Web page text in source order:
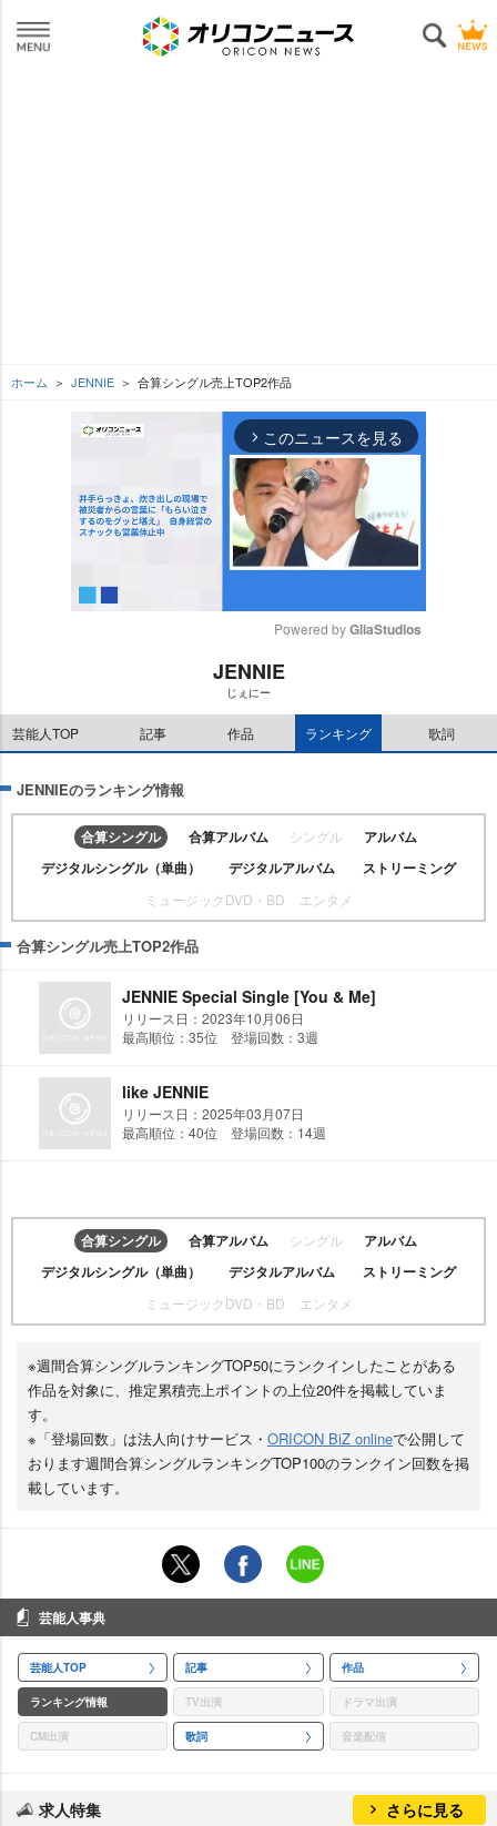
ホーム JENNIE 合算シングル売上TOP2作品
arrow_forward_ios このニュースを見る
t
e
Powered by GliaStudios
JENNIE
じぇにー
芸能人TOP 記事 作品 ランキング 歌詞
JENNIEのランキング情報
合算シングル 合算アルバム シングル
アルバム
デジタルシングル（単曲）
デジタルアルバム ストリーミング
ミュージックDVD・BD エンタメ
合算シングル売上TOP2作品
JENNIE Special Single [You & Me]
リリース日：2023年10月06日
最高順位：35位 登場回数：3週
like JENNIE
リリース日：2025年03月07日
最高順位：40位 登場回数：14週
合算シングル 合算アルバム シングル
アルバム
デジタルシングル（単曲）
デジタルアルバム ストリーミング
ミュージックDVD・BD エンタメ
※週間合算シングルランキングTOP50にランクインしたことがある
作品を対象に、推定累積売上ポイントの上位20件を掲載していま
す。
※「登場回数」は法人向けサービス・ ORICON BiZ onlineで公開して
おります週間合算シングルランキングTOP100のランクイン回数を掲
載しています。
芸能人事典
芸能人TOP 記事 作品
ランキング情報 TV出演 ドラマ出演
CM出演 歌詞 音楽配信
求人特集 さらに見る